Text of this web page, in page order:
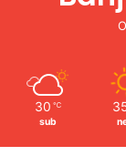
30 ℃
sub